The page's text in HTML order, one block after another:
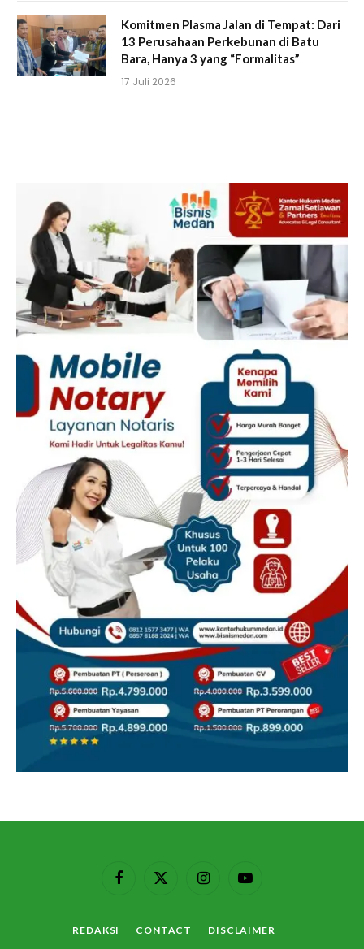
Komitmen Plasma Jalan di Tempat: Dari
13 Perusahaan Perkebunan di Batu
Bara, Hanya 3 yang “Formalitas”
17 Juli 2026
FacebookX
InstagramYouTube
REDAKSI CONTACT
DISCLAIMER